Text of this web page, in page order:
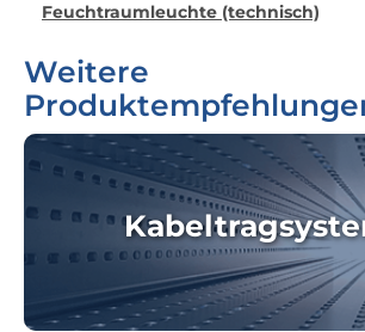
Feuchtraumleuchte (technisch)
Weitere